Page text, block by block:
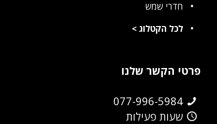
חדרי שמש
לכל הקטלוג>
פרטי הקשר שלנו
077-996-5984
שעות פעילות